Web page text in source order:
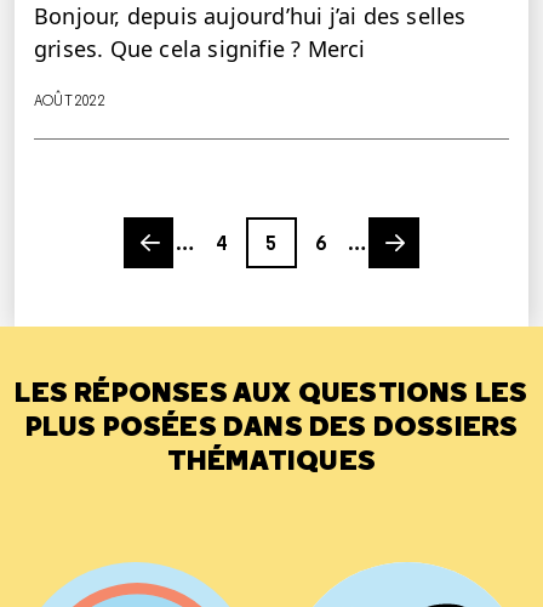
Bonjour, depuis aujourd’hui j’ai des selles
grises. Que cela signifie ? Merci
AOÛT 2022
Previous page
…
4
Page
5
6
…
Next page
LES RÉPONSES AUX QUESTIONS LES
PLUS POSÉES DANS DES DOSSIERS
THÉMATIQUES